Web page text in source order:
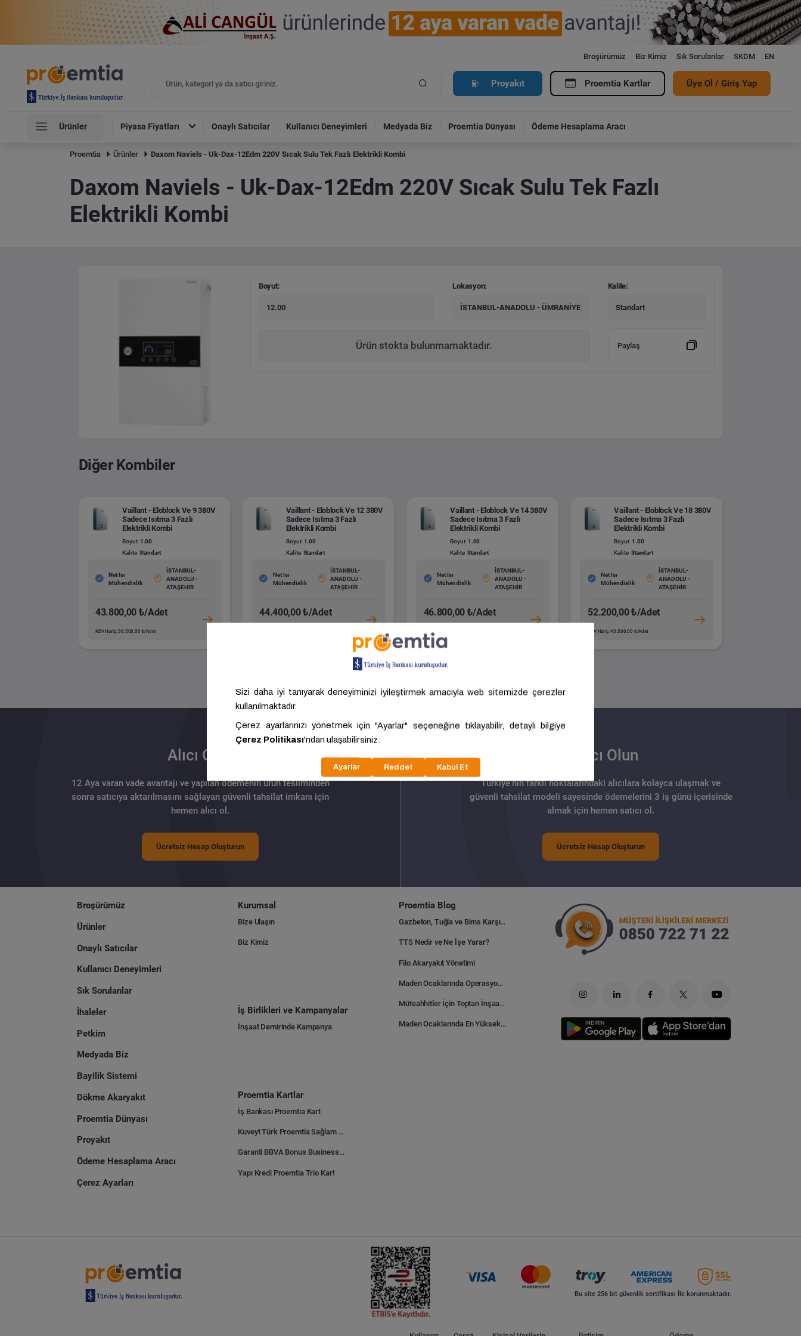
Broşürümüz Biz Kimiz Sık Sorulanlar SKDM EN
Proyakıt Proemtia Kartlar Üye Ol / Giriş Yap
Ürünler Piyasa Fiyatları Onaylı Satıcılar Kullanıcı Deneyimleri Medyada Biz Proemtia Dünyası Ödeme Hesaplama Aracı
Proemtia Ürünler Daxom Naviels - Uk-Dax-12Edm 220V Sıcak Sulu Tek Fazlı Elektrikli Kombi
Daxom Naviels - Uk-Dax-12Edm 220V Sıcak Sulu Tek Fazlı
Elektrikli Kombi
Boyut:
12.00
Lokasyon:
İSTANBUL-ANADOLU - ÜMRANİYE
Kalite:
Standart
Ürün stokta bulunmamaktadır. Paylaş
Diğer Kombiler
Vaillant - Eloblock Ve 9 380V
Sadece Isıtma 3 Fazlı
Elektrikli Kombi
Boyut 1.00
Kalite Standart
Net Isı
Mühendislik
İSTANBUL-
ANADOLU -
ATAŞEHİR
43.800,00 ₺/Adet
KDV Hariç: 36.500,00 ₺/Adet
Vaillant - Eloblock Ve 12 380V
Sadece Isıtma 3 Fazlı
Elektrikli Kombi
Boyut 1.00
Kalite Standart
Net Isı
Mühendislik
İSTANBUL-
ANADOLU -
ATAŞEHİR
44.400,00 ₺/Adet
Vaillant - Eloblock Ve 14 380V
Sadece Isıtma 3 Fazlı
Elektrikli Kombi
Boyut 1.00
Kalite Standart
Net Isı
Mühendislik
İSTANBUL-
ANADOLU -
ATAŞEHİR
46.800,00 ₺/Adet
Vaillant - Eloblock Ve 18 380V
Sadece Isıtma 3 Fazlı
Elektrikli Kombi
Boyut 1.00
Kalite Standart
Net Isı
Mühendislik
İSTANBUL-
ANADOLU -
ATAŞEHİR
52.200,00 ₺/Adet
KDV Hariç: 43.500,00 ₺/Adet
Alıcı Olun
12 Aya varan vade avantajı ve yapılan ödemenin ürün tesliminden
sonra satıcıya aktarılmasını sağlayan güvenli tahsilat imkanı için
hemen alıcı ol.
Ücretsiz Hesap Oluşturun
Satıcı Olun
Türkiye’nin farklı noktalarındaki alıcılara kolayca ulaşmak ve
güvenli tahsilat modeli sayesinde ödemelerini 3 iş günü içerisinde
almak için hemen satıcı ol.
Ücretsiz Hesap Oluşturun
Broşürümüz
Ürünler
Onaylı Satıcılar
Kullanıcı Deneyimleri
Sık Sorulanlar
İhaleler
Petkim
Medyada Biz
Bayilik Sistemi
Dökme Akaryakıt
Proemtia Dünyası
Proyakıt
Ödeme Hesaplama Aracı
Çerez Ayarları
Kurumsal
Bize Ulaşın
Biz Kimiz
İş Birlikleri ve Kampanyalar
İnşaat Demirinde Kampanya
Proemtia Kartlar
İş Bankası Proemtia Kart
Kuveyt Türk Proemtia Sağlam Bayi Kart
Garanti BBVA Bonus Business Proemtia Bayi Kart
Yapı Kredi Proemtia Trio Kart
Proemtia Blog
Gazbeton, Tuğla ve Bims Karşılaştırması: Hangisi Daha Avantajlı?
TTS Nedir ve Ne İşe Yarar?
Filo Akaryakıt Yönetimi
Maden Ocaklarında Operasyonel Verimlilik Nasıl Arttırılır?
Müteahhitler İçin Toptan İnşaat Malzemesi Satın Alma Rehberi
Maden Ocaklarında En Yüksek Gider Kalemleri Nelerdir?
Bu site 256 bit güvenlik sertifikası İle korunmaktadır.